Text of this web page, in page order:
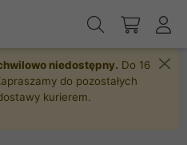
niedostępny. Do 16
do pozostałych
kurierem.